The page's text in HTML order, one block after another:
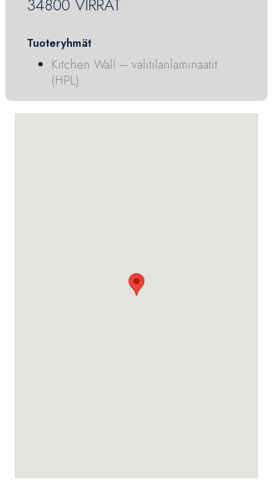
34800 VIRRAT
Tuoteryhmät
Kitchen Wall – välitilanlaminaatit
(HPL)